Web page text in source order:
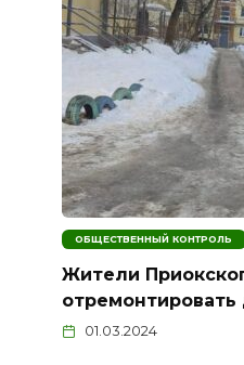
ОБЩЕСТВЕННЫЙ КОНТРОЛЬ
Жители
отремонтировать
01.03.2024